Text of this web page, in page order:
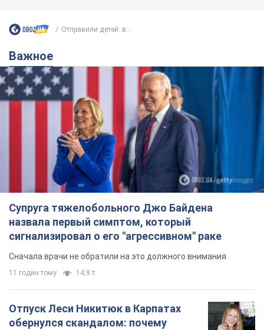
Отправили детей: в...
Важное
Супруга тяжелобольного Джо Байдена
назвала первый симптом, который
сигнализировал о его "агрессивном" раке
Сначала врачи не обратили на это должного внимания
11 годин тому 14,9 т.
Отпуск Леси Никитюк в Карпатах
обернулся скандалом: почему